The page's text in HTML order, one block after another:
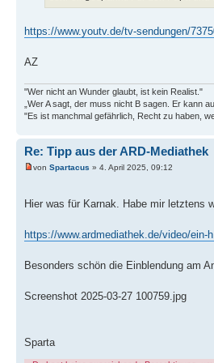
https://www.youtv.de/tv-sendungen/
AZ
"Wer nicht an Wunder glaubt, ist kein Realist."
„Wer A sagt, der muss nicht B sagen. Er kann
"Es ist manchmal gefährlich, Recht zu haben,
Re: Tipp aus der ARD-Mediathek
von Spartacus » 4. April 2025, 09:12
Hier was für Karnak. Habe mir letztens
https://www.ardmediathek.de/video/ein-
Besonders schön die Einblendung am
Screenshot 2025-03-27 100759.jpg
Sparta